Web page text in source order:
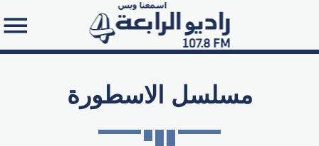
مسلسل الاسطورة